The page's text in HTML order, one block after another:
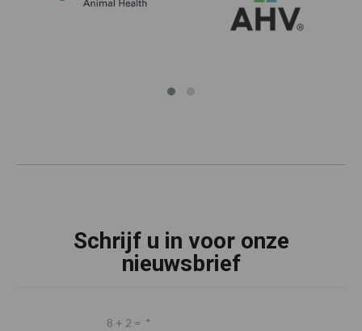
Schrijf u in voor onze
nieuwsbrief
8 + 2 = *